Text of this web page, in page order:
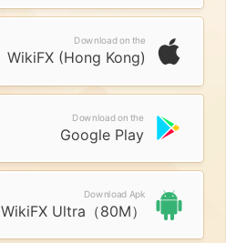
Download on the
WikiFX (Hong Kong)
Download on the
Google Play
Download Apk
WikiFX Ultra（80M）